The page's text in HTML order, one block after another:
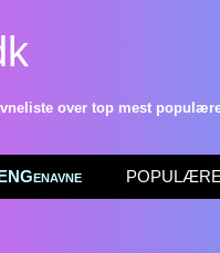
over top mest
POPULÆRE